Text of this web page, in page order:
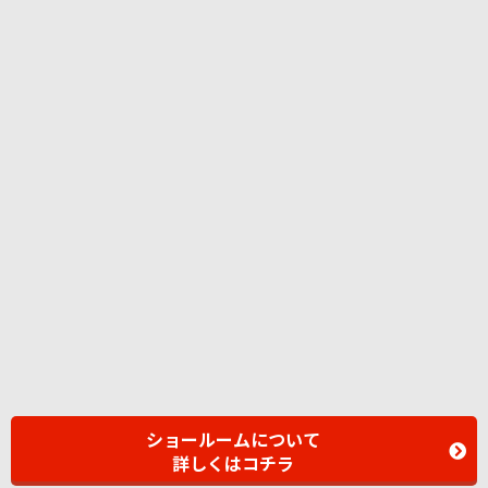
ショールームについて
詳しくはコチラ